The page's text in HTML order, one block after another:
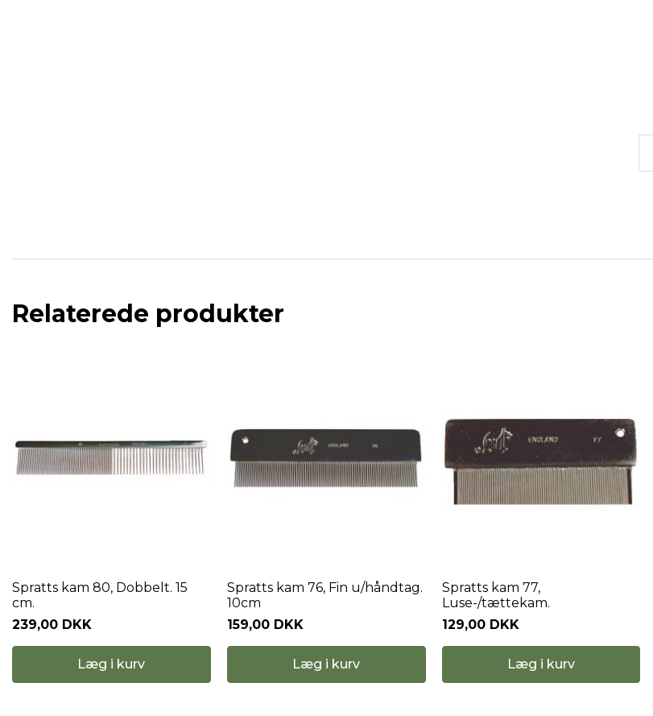
Relaterede produkter
Spratts kam 80, Dobbelt. 15
cm.
239,00 DKK
Læg i kurv
Spratts kam 76, Fin u/håndtag.
10cm
159,00 DKK
Læg i kurv
Spratts kam 77,
Luse-/tættekam.
129,00 DKK
Læg i kurv